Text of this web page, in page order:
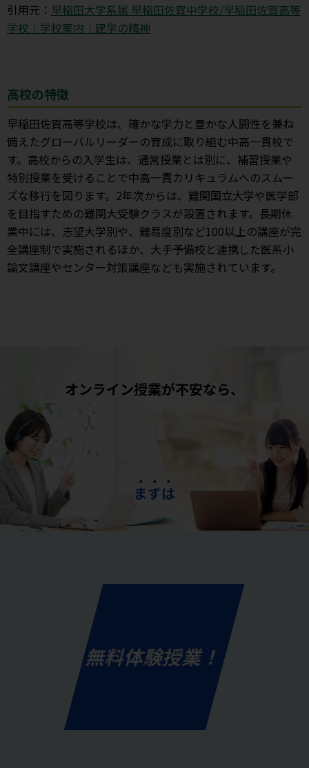
引用元： 早稲田大学系属 早稲田佐賀中学校/早稲田佐賀高等
学校｜学校案内｜建学の精神
高校の特徴
早稲田佐賀高等学校は、確かな学力と豊かな人間性を兼ね
備えたグローバルリーダーの育成に取り組む中高一貫校で
す。高校からの入学生は、通常授業とは別に、補習授業や
特別授業を受けることで中高一貫カリキュラムへのスムー
ズな移行を図ります。2年次からは、難関国立大学や医学部
を目指すための難関大受験クラスが設置されます。長期休
業中には、志望大学別や、難易度別など100以上の講座が完
全講座制で実施されるほか、大手予備校と連携した医系小
論文講座やセンター対策講座なども実施されています。
オンライン授業が不安なら、
まず は
無料体験授業！